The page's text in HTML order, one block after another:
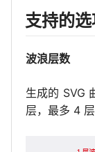
支持的
波浪层数
生成的 SVG
层，最多 4